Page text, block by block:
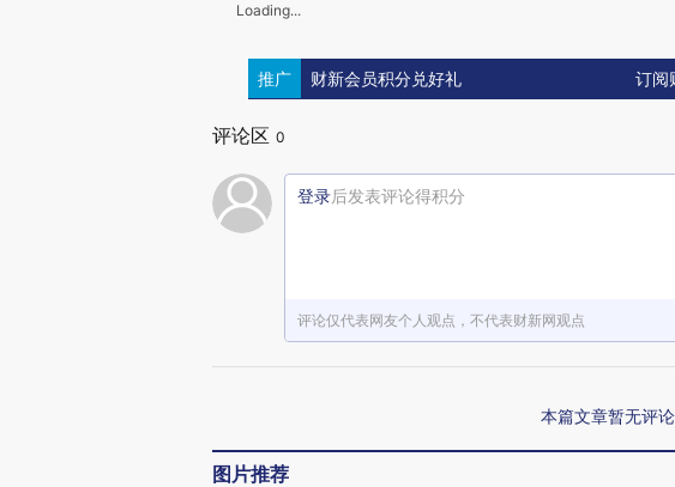
Loading...
推广 财新会员积分兑好礼 订阅
评论区 0
登录后发表评论得积分
评论仅代表网友个人观点，不代表财新网观点
本篇文章暂无评论
图片推荐